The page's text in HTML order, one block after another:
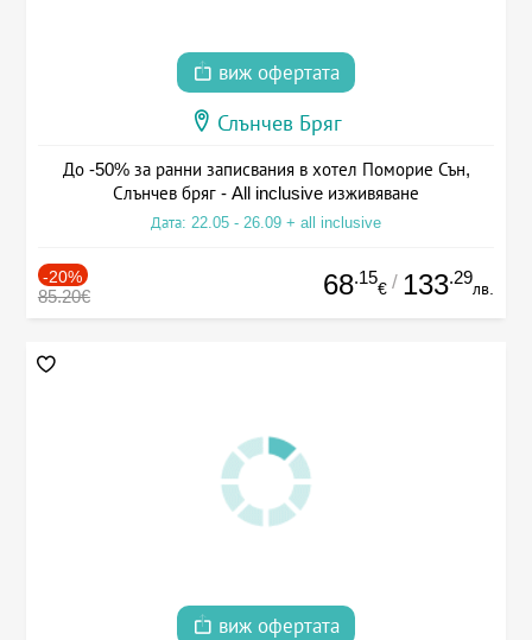
виж офертата
Слънчев Бряг
До -50% за ранни записвания в хотел Поморие Сън,
Слънчев бряг - All inclusive изживяване
Дата: 22.05 - 26.09 + all inclusive
-20%
85.20€ 68.15
€ / 133.29
лв.
виж офертата